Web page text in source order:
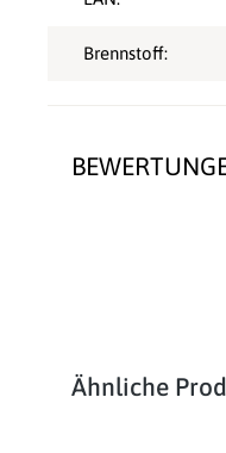
Brennstoff:
Produktgalerie
Ähnliche